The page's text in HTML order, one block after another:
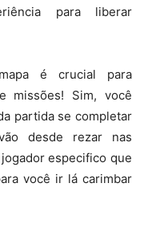
para liberar
é crucial para
missões! Sim, você
partida se completar
desde rezar nas
especifico que
você ir lá carimbar